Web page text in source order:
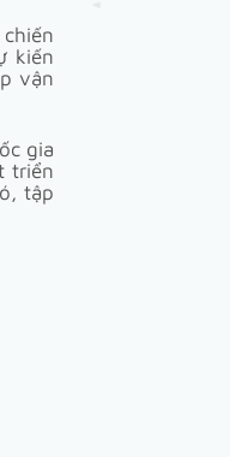
kiến
vận
gia
triển
tập